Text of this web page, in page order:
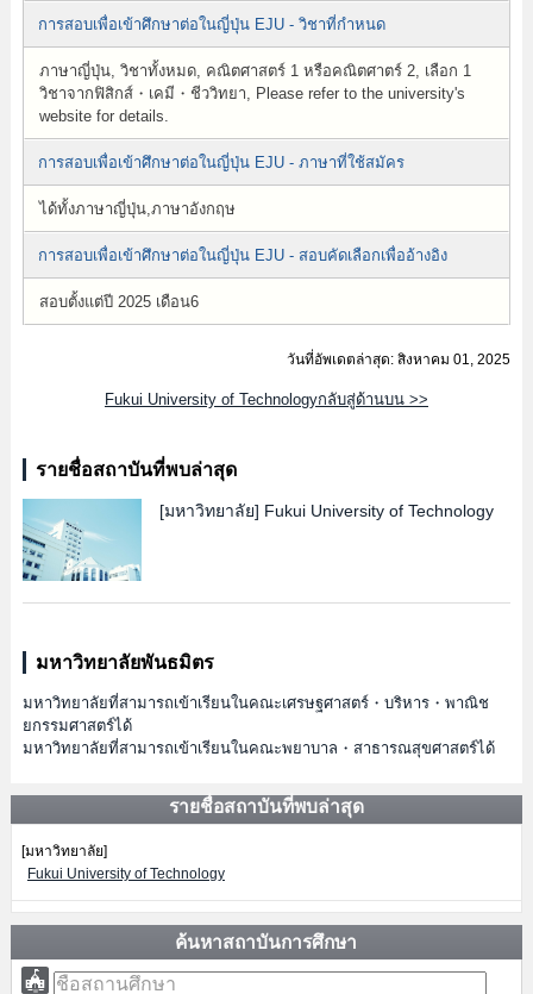
การสอบเพื่อเข้าศึกษาต่อในญี่ปุ่น EJU - วิชาที่กำหนด
ภาษาญี่ปุ่น, วิชาทั้งหมด, คณิตศาสตร์ 1 หรือคณิตศาตร์ 2, เลือก 1
วิชาจากฟิสิกส์・เคมี・ชีววิทยา, Please refer to the university's
website for details.
การสอบเพื่อเข้าศึกษาต่อในญี่ปุ่น EJU - ภาษาที่ใช้สมัคร
ได้ทั้งภาษาญี่ปุ่น,ภาษาอังกฤษ
การสอบเพื่อเข้าศึกษาต่อในญี่ปุ่น EJU - สอบคัดเลือกเพื่ออ้างอิง
สอบตั้งแต่ปี 2025 เดือน6
วันที่อัพเดตล่าสุด: สิงหาคม 01, 2025
Fukui University of Technologyกลับสู่ด้านบน >>
รายชื่อสถาบันที่พบล่าสุด
[มหาวิทยาลัย] Fukui University of Technology
มหาวิทยาลัยพันธมิตร
มหาวิทยาลัยที่สามารถเข้าเรียนในคณะเศรษฐศาสตร์・บริหาร・พาณิช
ยกรรมศาสตร์ได้
มหาวิทยาลัยที่สามารถเข้าเรียนในคณะพยาบาล・สาธารณสุขศาสตร์ได้
รายชื่อสถาบันที่พบล่าสุด
[มหาวิทยาลัย]
Fukui University of Technology
ค้นหาสถาบันการศึกษา